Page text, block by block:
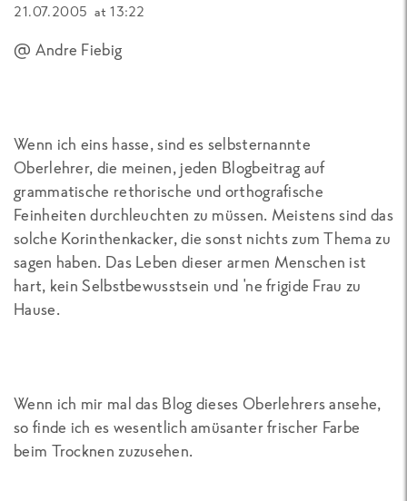
21.07.2005 at 13:22
@ Andre Fiebig
Wenn ich eins hasse, sind es selbsternannte
Oberlehrer, die meinen, jeden Blogbeitrag auf
grammatische rethorische und orthografische
Feinheiten durchleuchten zu müssen. Meistens sind das
solche Korinthenkacker, die sonst nichts zum Thema zu
sagen haben. Das Leben dieser armen Menschen ist
hart, kein Selbstbewusstsein und 'ne frigide Frau zu
Hause.
Wenn ich mir mal das Blog dieses Oberlehrers ansehe,
so finde ich es wesentlich amüsanter frischer Farbe
beim Trocknen zuzusehen.